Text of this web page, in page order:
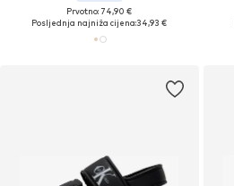
Prvotno: 74,90 €
Posljednja najniža cijena:34,93 €